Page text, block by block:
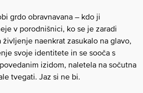
grdo obravnavana – kdo ji
v porodnišnici, ko se je zaradi
naenkrat zasukalo na glavo,
svoje identitete in se sooča s
izidom, naletela na sočutna
tvegati. Jaz si ne bi.